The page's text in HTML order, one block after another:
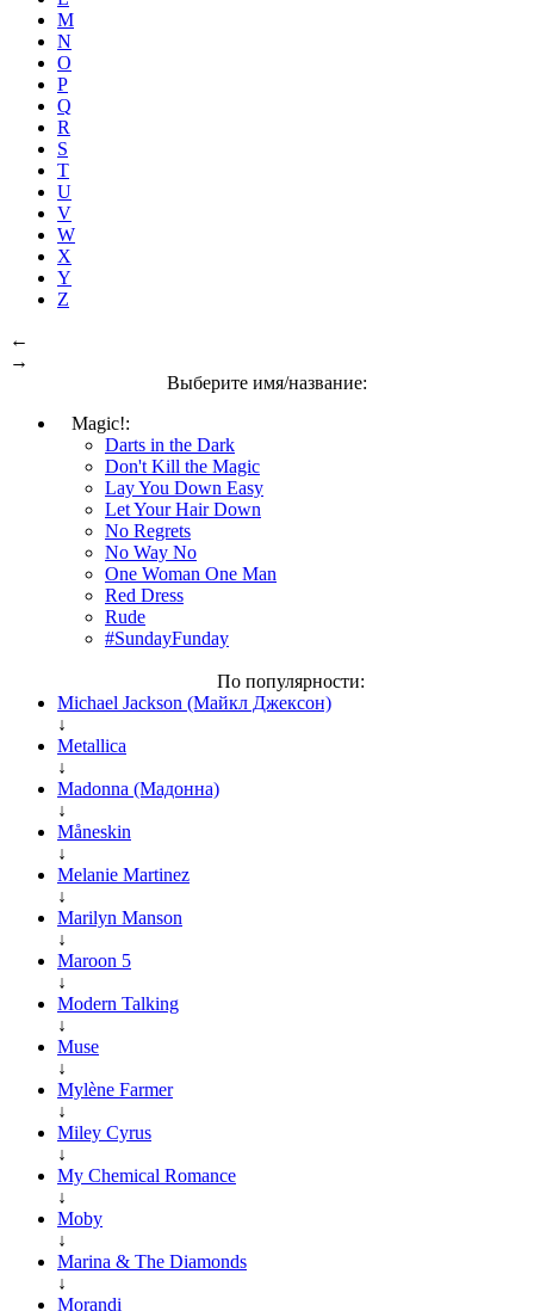
M
N
O
P
Q
R
S
T
U
V
W
X
Y
Z
←
→
Выберите имя/название:
Magic!:
Darts in the Dark
Don't Kill the Magic
Lay You Down Easy
Let Your Hair Down
No Regrets
No Way No
One Woman One Man
Red Dress
Rude
#SundayFunday
По популярности:
Michael Jackson (Майкл Джексон)
↓
Metallica
↓
Madonna (Мадонна)
↓
Måneskin
↓
Melanie Martinez
↓
Marilyn Manson
↓
Maroon 5
↓
Modern Talking
↓
Muse
↓
Mylène Farmer
↓
Miley Cyrus
↓
My Chemical Romance
↓
Moby
↓
Marina & The Diamonds
↓
Morandi